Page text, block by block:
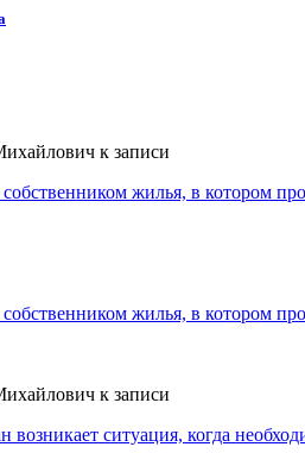
к записи
жилья, в котором
жилья, в котором
к записи
возникает ситуация, когда